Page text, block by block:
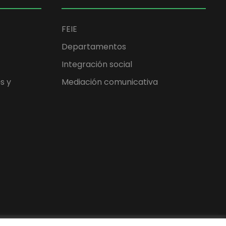
y
FEIE
Departamentos
Integración social
Mediación comunicativa